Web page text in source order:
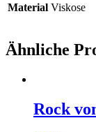
Material Viskose
Ähnliche
Rock